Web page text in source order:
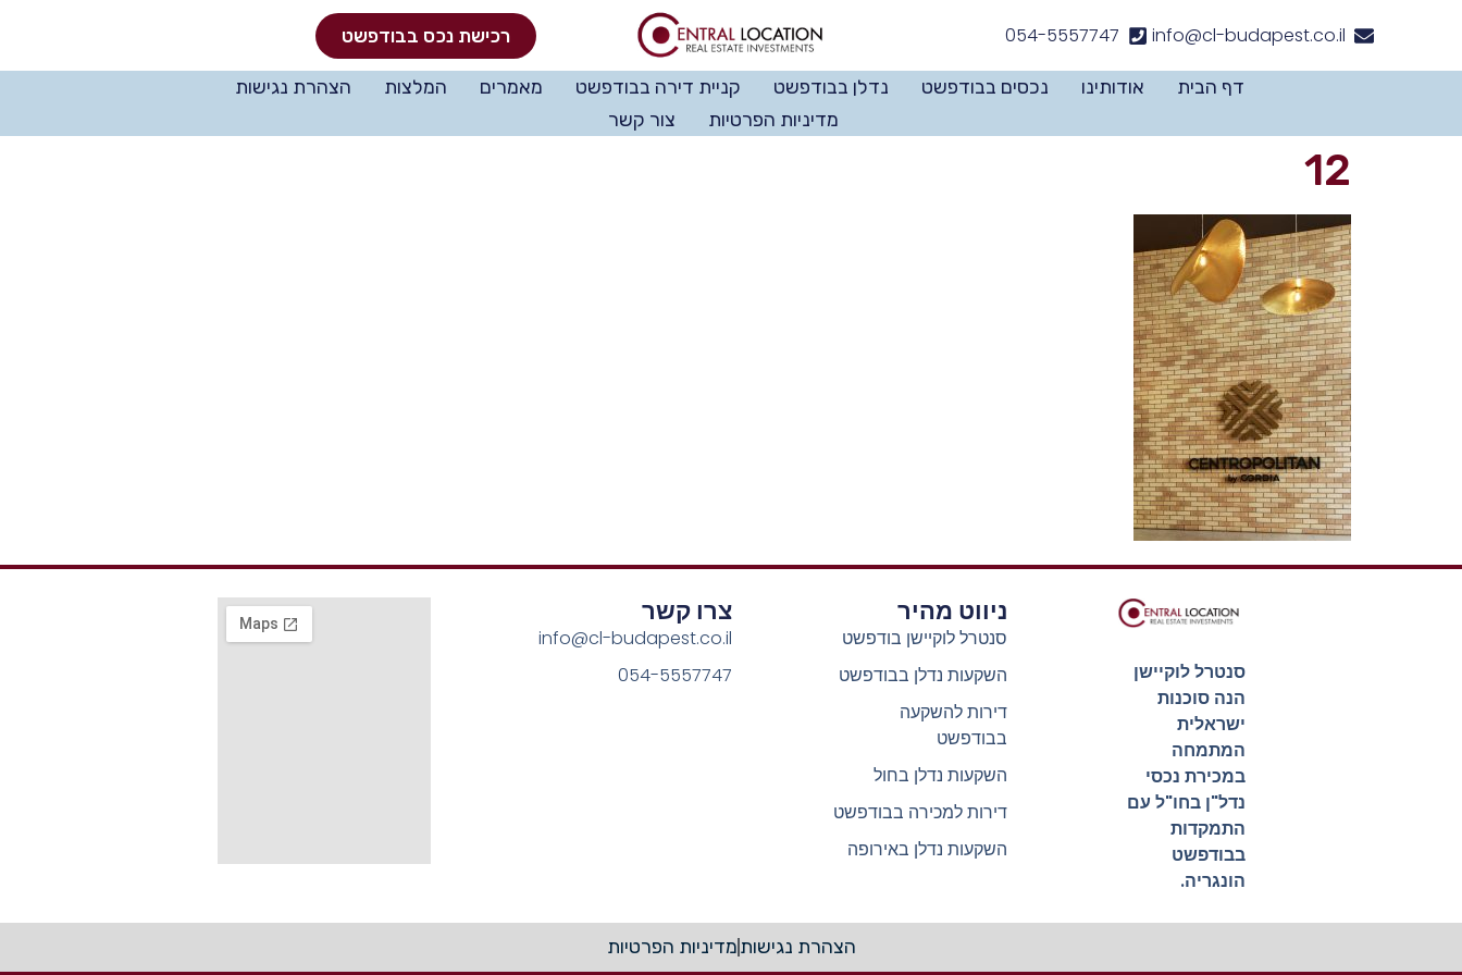
info@cl-budapest.co.il
054-5557747 רכישת נכס בבודפשט
דף הבית אודותינו נכסים בבודפשט נדלן בבודפשט קניית דירה בבודפשט מאמרים המלצות
הצהרת נגישות
מדיניות הפרטיות
צור קשר
12
סנטרל לוקיישן
הנה סוכנות
ישראלית
המתמחה
במכירת נכסי
נדל"ן בחו"ל עם
התמקדות
בבודפשט
הונגריה.
ניווט מהיר
סנטרל לוקיישן בודפשט
השקעות נדלן בבודפשט
דירות להשקעה
בבודפשט
השקעות נדלן בחול
דירות למכירה בבודפשט
השקעות נדלן באירופה
צרו קשר
info@cl-budapest.co.il
054-5557747
הצהרת נגישותמדיניות הפרטיות